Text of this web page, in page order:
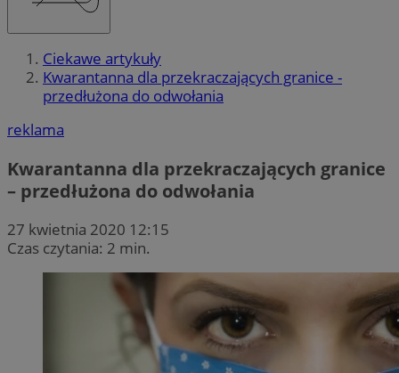
Ciekawe artykuły
Kwarantanna dla przekraczających granice -
przedłużona do odwołania
reklama
Kwarantanna dla przekraczających granice
– przedłużona do odwołania
27 kwietnia 2020 12:15
Czas czytania: 2 min.